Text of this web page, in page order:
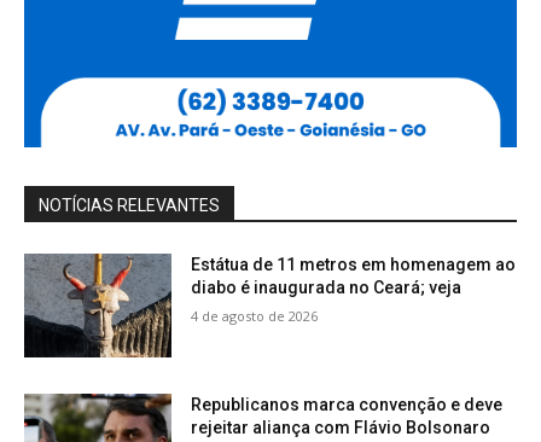
NOTÍCIAS RELEVANTES
Estátua de 11 metros em homenagem ao
diabo é inaugurada no Ceará; veja
4 de agosto de 2026
Republicanos marca convenção e deve
rejeitar aliança com Flávio Bolsonaro